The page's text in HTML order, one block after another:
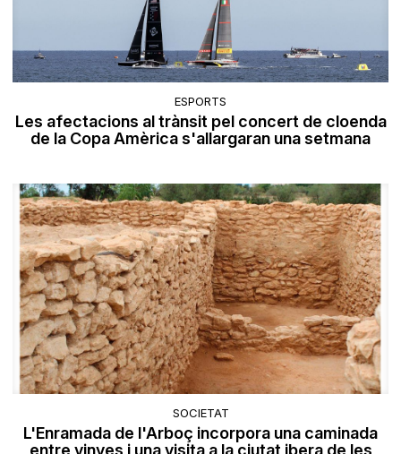
ESPORTS
Les afectacions al trànsit pel concert de cloenda
de la Copa Amèrica s'allargaran una setmana
SOCIETAT
L'Enramada de l'Arboç incorpora una caminada
entre vinyes i una visita a la ciutat ibera de les